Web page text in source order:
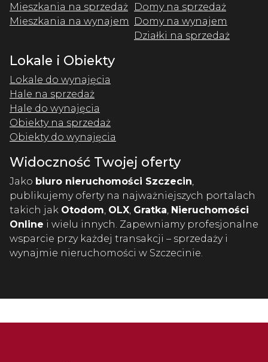
Mieszkania na sprzedaż
Mieszkania na wynajem
Domy na sprzedaż
Domy na wynajem
Działki na sprzedaż
Lokale i Obiekty
Lokale do wynajęcia
Hale na sprzedaż
Hale do wynajęcia
Obiekty na sprzedaż
Obiekty do wynajęcia
Widoczność Twojej oferty
Jako biuro nieruchomości Szczecin
publikujemy oferty na najważniejszych portalach
takich jak Otodom OLX Gratka Nieruchomości
Online i wielu innych. Zapewniamy profesjonalne
wsparcie przy każdej transakcji – sprzedaży i
wynajmie nieruchomości w Szczecinie.